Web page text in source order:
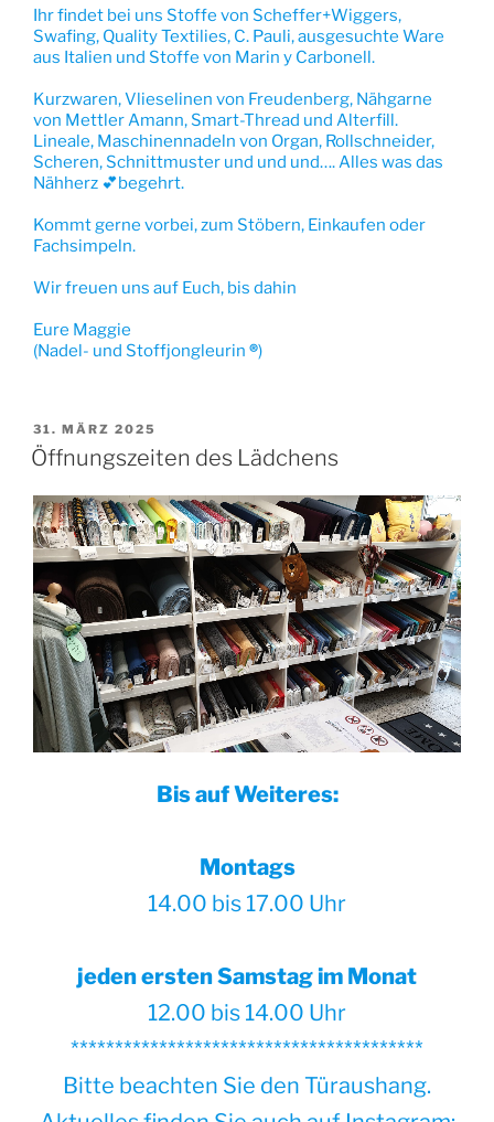
Ihr findet bei uns Stoffe von Scheffer+Wiggers,
Swafing, Quality Textilies, C. Pauli, ausgesuchte Ware
aus Italien und Stoffe von Marin y Carbonell.
Kurzwaren, Vlieselinen von Freudenberg, Nähgarne
von Mettler Amann, Smart-Thread und Alterfill.
Lineale, Maschinennadeln von Organ, Rollschneider,
Scheren, Schnittmuster und und und…. Alles was das
Nähherz 💕begehrt.
Kommt gerne vorbei, zum Stöbern, Einkaufen oder
Fachsimpeln.
Wir freuen uns auf Euch, bis dahin
Eure Maggie
(Nadel- und Stoffjongleurin ®)
VERÖFFENTLICHT
AM
31. MÄRZ 2025
Öffnungszeiten des Lädchens
Bis auf Weiteres:
Montags
14.00 bis 17.00 Uhr
jeden ersten Samstag im Monat
12.00 bis 14.00 Uhr
****************************************
Bitte beachten Sie den Türaushang.